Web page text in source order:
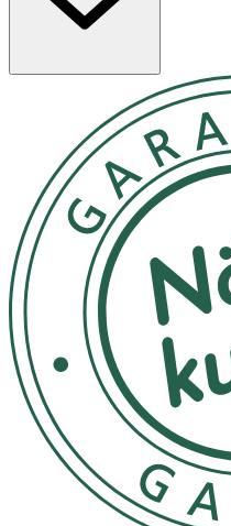
- Låt torka ca 30
- Utsätt ej för direkt solljus.
Innehåll
Alcohol Denat, Isopropyl